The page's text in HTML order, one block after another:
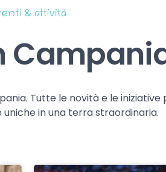
& attività
Tutte le novità e le
uniche in una terra straordinaria.